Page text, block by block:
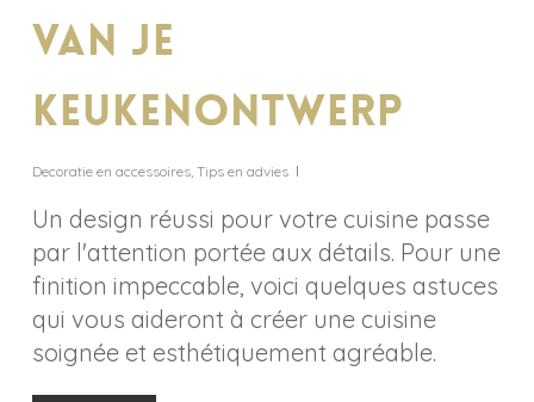
van je
keukenontwerp
Decoratie en accessoires, Tips en advies
Un design réussi pour votre cuisine passe
par l'attention portée aux détails. Pour une
finition impeccable, voici quelques astuces
qui vous aideront à créer une cuisine
soignée et esthétiquement agréable.